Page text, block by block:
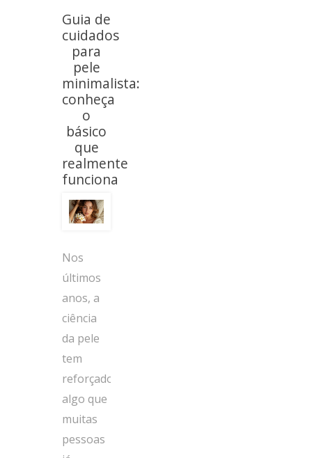
Guia de
cuidados
para
pele
minimalista:
conheça
o
básico
que
realmente
funciona
Nos
últimos
anos, a
ciência
da pele
tem
reforçado
algo que
muitas
pessoas